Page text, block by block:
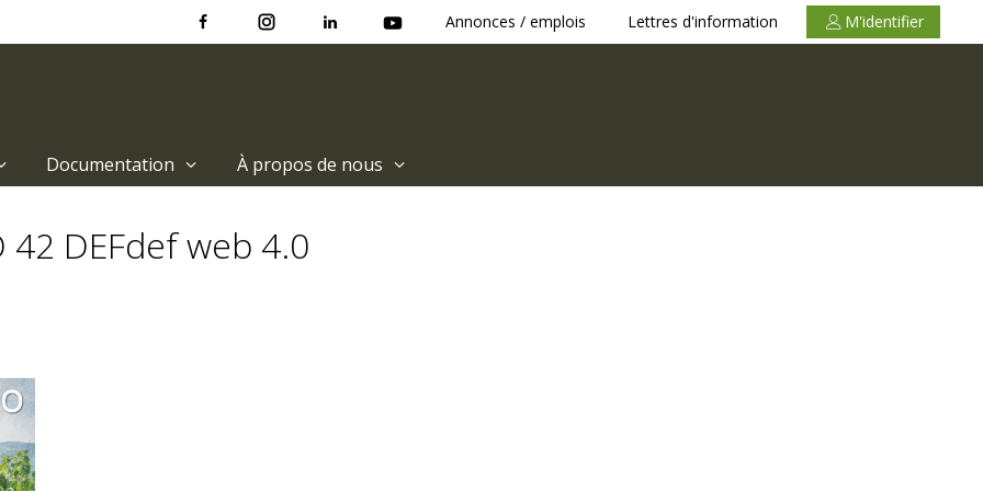
Annonces / emplois Lettres d'information M'identifier
Documentation À propos de nous
DEFdef web 4.0